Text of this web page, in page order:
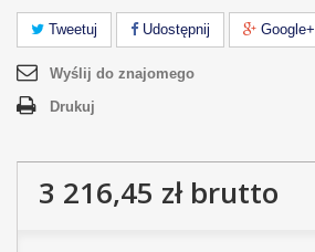
Tweetuj Udostępnij Google+
Wyślij do znajomego
Drukuj
3 216,45 złbrutto